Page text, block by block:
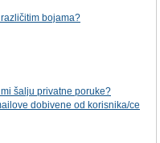
bojama?
šalju privatne poruke?
dobivene od korisnika/ce